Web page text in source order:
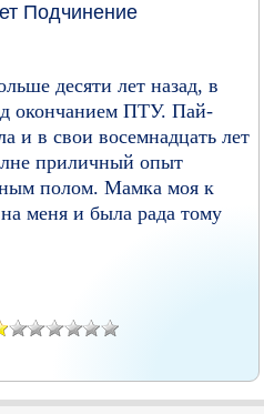
Подчинение
десяти лет назад, в
окончанием ПТУ. Пай-
и в свои восемнадцать лет
приличный опыт
полом. Мамка моя к
меня и была рада тому